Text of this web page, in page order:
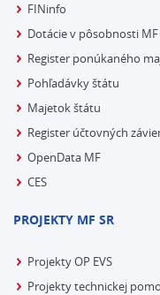
FINinfo
Dotácie v pôsobnosti MF
Register ponúkaného
Pohľadávky štátu
Majetok štátu
Register účtovných
OpenData MF
CES
PROJEKTY MF SR
Projekty OP EVS
Projekty technickej